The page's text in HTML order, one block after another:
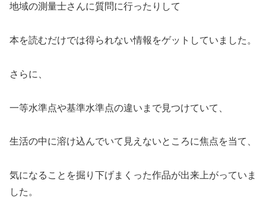
地域の測量士さんに質問に行ったりして
本を読むだけでは得られない情報をゲットしていました。
さらに、
一等水準点や基準水準点の違いまで見つけていて、
生活の中に溶け込んでいて見えないところに焦点を当て、
気になることを掘り下げまくった作品が出来上がっていま
した。